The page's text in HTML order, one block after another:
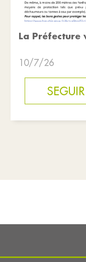
La Préfecture
10/7/26